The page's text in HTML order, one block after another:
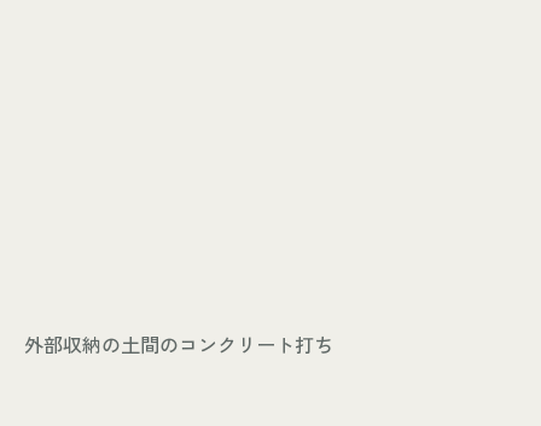
外部収納の土間のコンクリート打ち